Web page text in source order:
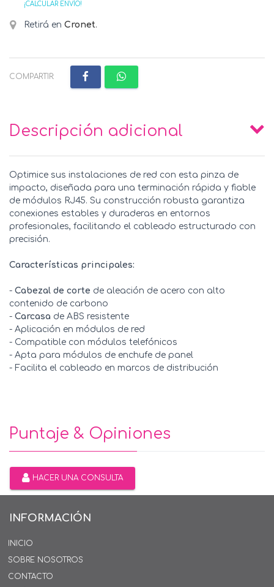
¡CALCULAR ENVÍO!
Retirá en Cronet.
COMPARTIR:
Descripción adicional
Optimice sus instalaciones de red con esta pinza de
impacto, diseñada para una terminación rápida y fiable
de módulos RJ45. Su construcción robusta garantiza
conexiones estables y duraderas en entornos
profesionales, facilitando el cableado estructurado con
precisión.
Características principales:
- Cabezal de corte de aleación de acero con alto
contenido de carbono
- Carcasa de ABS resistente
- Aplicación en módulos de red
- Compatible con módulos telefónicos
- Apta para módulos de enchufe de panel
- Facilita el cableado en marcos de distribución
Puntaje & Opiniones
HACER UNA CONSULTA
INFORMACIÓN
INICIO
SOBRE NOSOTROS
CONTACTO